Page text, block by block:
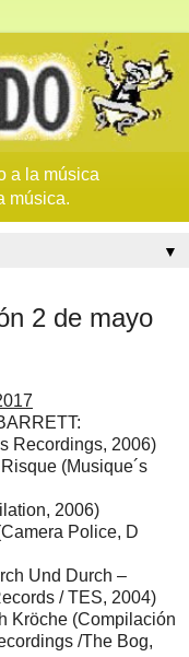
a la música
música.
▼
2 de mayo
Recordings, 2006)
(Musique´s
2006)
Police, D
Und Durch –
/ TES, 2004)
Kröche (Compilación
/The Bog,